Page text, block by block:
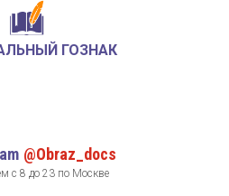
ГОЗНАК
@Obraz_docs
с 8 до 23 по Москве